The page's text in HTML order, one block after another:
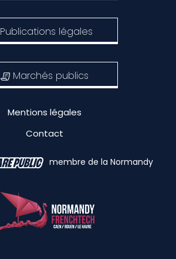
Publications légales
Marchés publics
Mentions légales
Contact
membre de la Normandy